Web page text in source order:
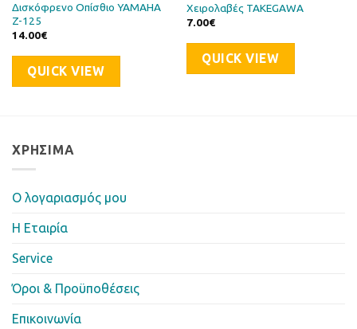
Δισκόφρενο Οπίσθιο YAMAHA
Z-125
14.00€
QUICK VIEW
Χειρολαβές TAKEGAWA
7.00€
QUICK VIEW
ΧΡΉΣΙΜΑ
Ο λογαριασμός μου
Η Eταιρία
Service
Όροι & Προϋποθέσεις
Επικοινωνία